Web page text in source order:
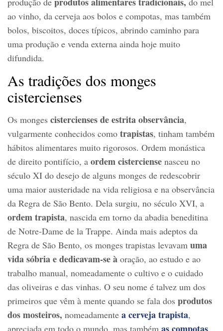
ao vinho, da cerveja aos bolos e compotas, mas também
bolos, biscoitos, doces típicos, abrindo caminho para
uma produção e venda externa ainda hoje muito
difundida.
As tradições dos monges
cistercienses
Os monges cistercienses de estrita observância,
vulgarmente conhecidos como trapistas, tinham também
hábitos alimentares muito rigorosos. Ordem monástica
de direito pontifício, a ordem cisterciense nasceu no
século XI do desejo de alguns monges de redescobrir
uma maior austeridade na vida religiosa e na observância
da Regra de São Bento. Dela surgiu, no século XVI, a
ordem trapista, nascida em torno da abadia beneditina
de Notre-Dame de la Trappe. Ainda mais adeptos da
Regra de São Bento, os monges trapistas levavam uma
vida sóbria e dedicavam-se à oração, ao estudo e ao
trabalho manual, nomeadamente o cultivo e o cuidado
das oliveiras e das vinhas. O seu nome é talvez um dos
primeiros que vêm à mente quando se fala dos produtos
dos mosteiros, nomeadamente a cerveja trapista,